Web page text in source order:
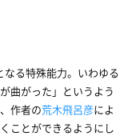
る特殊能力。いわゆる
曲がった」というよう
作者の荒木飛呂彦によ
ことができるようにし